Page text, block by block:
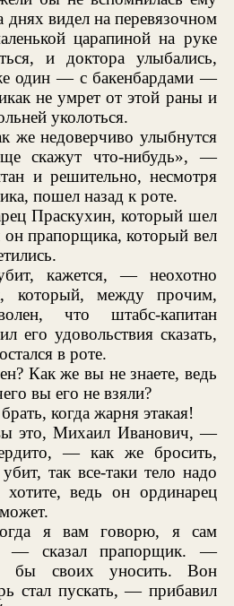
днях видел на перевязочном
царапиной на руке
и доктора улыбались,
один — с бакенбардами —
не умрет от этой раны и
уколоться.
же недоверчиво улыбнутся
скажут что-нибудь», —
и решительно, несмотря
пошел назад к роте.
Праскухин, который шел
прапорщика, который вел
кажется, — неохотно
который, между прочим,
что штабс-капитан
его удовольствия сказать,
в роте.
Как же вы не знаете, ведь
вы его не взяли?
когда жарня этакая!
это, Михаил Иванович, —
— как же бросить,
так все-таки тело надо
ведь он ординарец
я вам говорю, я сам
— сказал прапорщик. —
бы своих уносить. Вон
стал пускать, — прибавил